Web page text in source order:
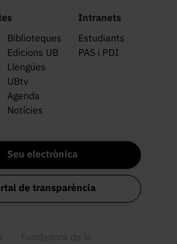
Biblioteques
Edicions UB
Llengües
UBtv
Agenda
Notícies
Intranets
Estudiants
PAS i PDI
Seu electrònica
de transparència
Fundadora de la